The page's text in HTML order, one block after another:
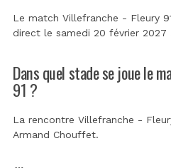
Le match Villefranche - Fleury
direct le samedi 20 février 2027
Dans quel stade se joue le
91 ?
La rencontre Villefranche -
Armand Chouffet.